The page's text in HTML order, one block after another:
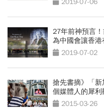
2019-07-06
27年前神預言
為中國會讓香港
2019-07-02
搶先書摘》「
個媒體人的犀利
2015-03-26